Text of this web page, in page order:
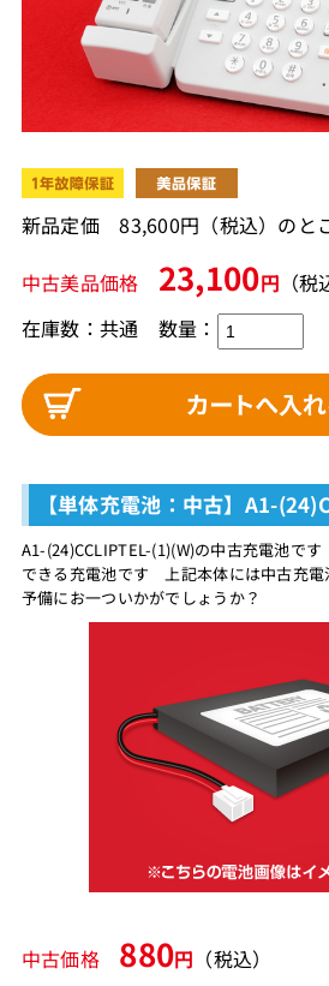
新品定価 83,600円（税込）のと
中古美品価格 23,100円 （税
在庫数：共通 数量：
【単体充電池：中古】A1-
A1-(24)CCLIPTEL-(1)(W)の中古充電池で
できる充電池です 上記本体には中古充電
予備にお一ついかがでしょうか？
中古価格 880円 （税込）